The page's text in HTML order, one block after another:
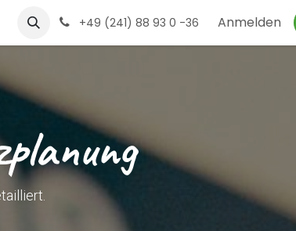
+49 (241) 88 93 0 -36 Anmelden